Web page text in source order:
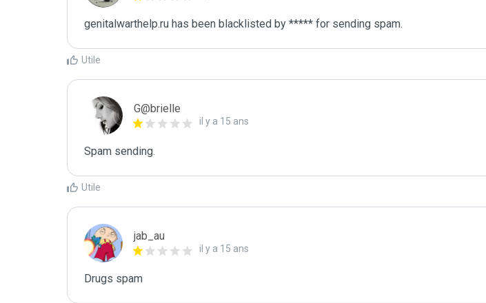
genitalwarthelp.ru has been blacklisted by ***** for sending spam.
Utile
G@brielle
il y a 15 ans
Spam sending.
Utile
jab_au
il y a 15 ans
Drugs spam